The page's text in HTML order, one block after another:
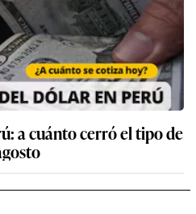
a cuánto cerró el tipo de